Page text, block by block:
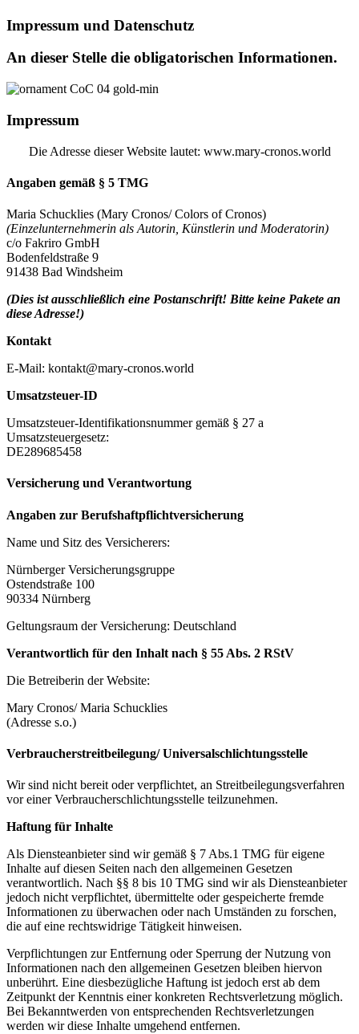
Impressum und Datenschutz
An dieser Stelle die obligatorischen Informationen.
Impressum
Die Adresse dieser Website lautet: www.mary-cronos.world
Angaben gemäß § 5 TMG​​
Maria Schucklies (Mary Cronos/ Colors of Cronos)
(Einzelunternehmerin als Autorin, Künstlerin und Moderatorin)
c/o Fakriro GmbH
Bodenfeldstraße 9
91438 Bad Windsheim
(Dies ist ausschließlich eine Postanschrift! Bitte keine Pakete an
diese Adresse!)
Kontakt
E-Mail: kontakt@mary-cronos.world
Umsatzsteuer-ID
Umsatzsteuer-Identifikationsnummer gemäß § 27 a
Umsatzsteuergesetz:
DE289685458
Versicherung und Verantwortung
Angaben zur Berufshaftpflichtversicherung
Name und Sitz des Versicherers:
Nürnberger Versicherungsgruppe
Ostendstraße 100
90334 Nürnberg
Geltungsraum der Versicherung: Deutschland
Verantwortlich für den Inhalt nach § 55 Abs. 2 RStV
Die Betreiberin der Website:
Mary Cronos/ Maria Schucklies
(Adresse s.o.)
Verbraucherstreitbeilegung/ Universalschlichtungsstelle
Wir sind nicht bereit oder verpflichtet, an Streitbeilegungsverfahren
vor einerVerbraucherschlichtungsstelle teilzunehmen.
Haftung für Inhalte
Als Diensteanbieter sind wir gemäß § 7 Abs.1 TMG für eigene
Inhalte auf diesen Seiten nach den allgemeinen Gesetzen
verantwortlich. Nach §§ 8 bis 10 TMG sind wir als Diensteanbieter
jedoch nicht verpflichtet, übermittelte oder gespeicherte fremde
Informationen zu überwachen oder nach Umständen zu forschen,
die auf eine rechtswidrige Tätigkeit hinweisen.
Verpflichtungen zur Entfernung oder Sperrung der Nutzung von
Informationen nach den allgemeinen Gesetzen bleiben hiervon
unberührt. Eine diesbezügliche Haftung ist jedoch erst ab dem
Zeitpunkt derKenntnis einer konkreten Rechtsverletzung möglich.
Bei Bekanntwerden von entsprechenden Rechtsverletzungen
werden wir diese Inhalte umgehend entfernen.